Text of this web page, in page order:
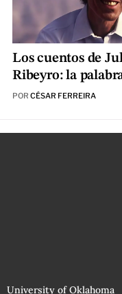
Los cuentos de
Ribeyro: la
POR CÉSAR FERREIRA
University of Oklahoma